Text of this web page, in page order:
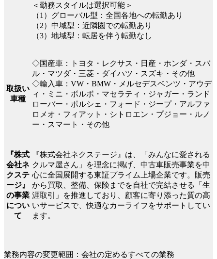
＜勤務スタイルは選択可能＞
（1）グローバル型：全国各地への転勤あり
（2）中域型：近隣圏での転勤あり
（3）地域型：転居を伴う転勤なし
取扱い
車種
◇国産車：トヨタ・レクサス・日産・ホンダ・スバ
ル・マツダ・三菱・ダイハツ・スズキ・その他
◇輸入車：VW・BMW・メルセデスベンツ・アウデ
ィ・ミニ・ボルボ・マセラティ・ジャガー・ランド
ローバー・ポルシェ・フォード・ジープ・アルファ
ロメオ・フィアット・シトロエン・プジョー・ルノ
ー・スマート・その他
『株式
会社ネ
クステ
ージ』
の事業
につい
て
『株式会社ネクステージ』は、「みんなに愛される
クルマ屋さん」を理念に掲げ、中古車販売事業を中
心に全国展開する東証プライム上場企業です。販売
から買取、整備、保険までを自社で完結させる「生
涯取引」を推進しており、顧客に寄り添った質の高
いサービスで、快適なカーライフをサポートしてい
ます。
業務内容の変更範囲：会社の定めるすべての業務